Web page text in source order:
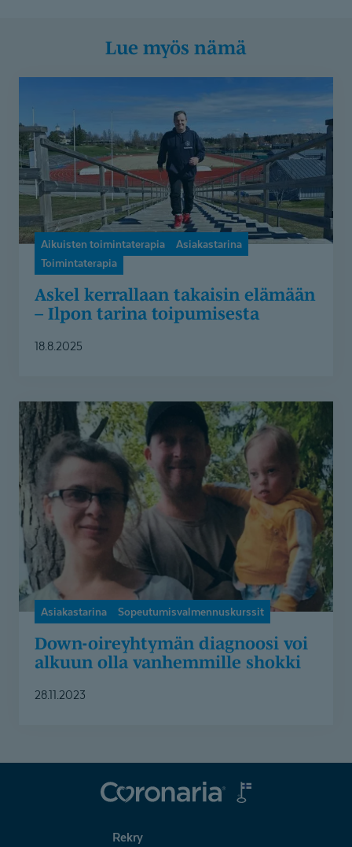
Lue myös nämä
takaisin
elämään
–
Ilpon
tarina
toipumisesta
Aikuisten toimintaterapia
Asiakastarina
Toimintaterapia
Askel kerrallaan takaisin elämään
– Ilpon tarina toipumisesta
18.8.2025
Down-
oireyhtymän
diagnoosi
voi
alkuun
olla
vanhemmille
shokki
Asiakastarina Sopeutumisvalmennuskurssit
Down-oireyhtymän diagnoosi voi
alkuun olla vanhemmille shokki
28.11.2023
Coronaria
Rekry